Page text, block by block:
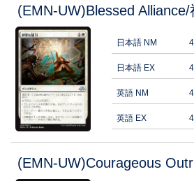
(EMN-UW)Blessed Alliance/
日本語 NM
日本語 EX
英語 NM
英語 EX
(EMN-UW)Courageous